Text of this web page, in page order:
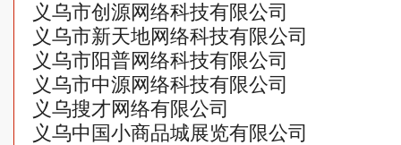
义乌市创源网络科技有限公司
义乌市新天地网络科技有限公司
义乌市阳普网络科技有限公司
义乌市中源网络科技有限公司
义乌搜才网络有限公司
义乌中国小商品城展览有限公司